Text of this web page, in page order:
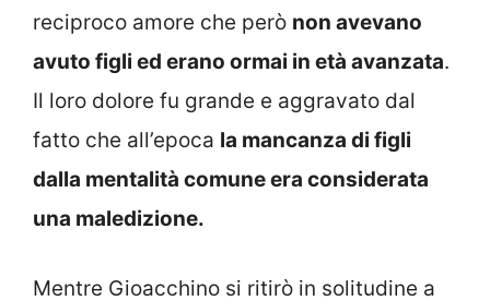
reciproco amore che però non avevano
avuto figli ed erano ormai in età avanzata.
Il loro dolore fu grande e aggravato dal
fatto che all’epoca la mancanza di figli
dalla mentalità comune era considerata
una maledizione.
Mentre Gioacchino si ritirò in solitudine a